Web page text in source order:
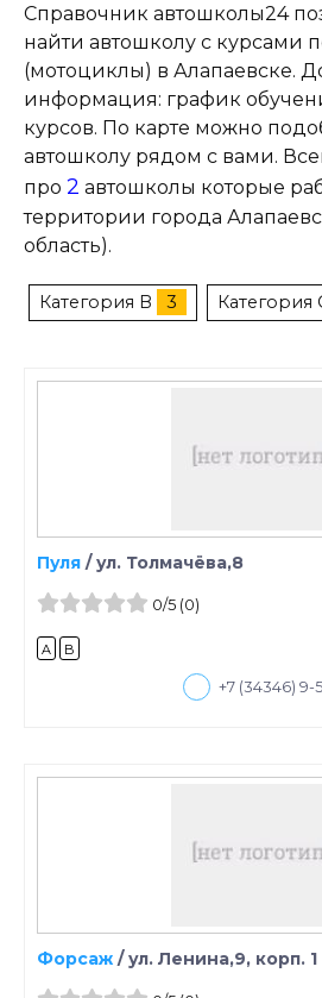
Справочник автошколы24
найти автошколу с курсами
(мотоциклы) в Алапаевске.
информация: график
курсов. По карте можно
автошколу рядом с вами.
про 2 автошколы которые
территории города
область).
Категория B 3 Категория
Пуля /ул. Толмачёва,8
0/5(0)
A B
+7 (34346) 9-
Форсаж /ул. Ленина,9, корп. 1